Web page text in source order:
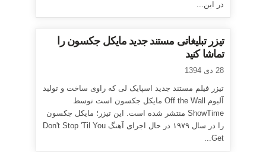
در این...
تیزر تبلیغاتی مستند جدید مایکل جکسون را
تماشا کنید
28 دی 1394
تیزر فیلم مستند جدید اسپایک لی که راوی ساخت و تولید
آلبوم Off the Wall مایکل جکسون است توسط
ShowTime منتشر شده است. این تیزر؛ مایکل جکسون
را در سال ۱۹۷۹ در حال اجرای آهنگ Don't Stop 'Til You
Get...